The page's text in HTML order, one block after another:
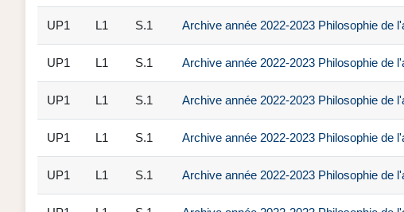
UP1 L1 S.1 Archive année 2022-2023 Philosophie de
UP1 L1 S.1 Archive année 2022-2023 Philosophie de
UP1 L1 S.1 Archive année 2022-2023 Philosophie de
UP1 L1 S.1 Archive année 2022-2023 Philosophie de
UP1 L1 S.1 Archive année 2022-2023 Philosophie de